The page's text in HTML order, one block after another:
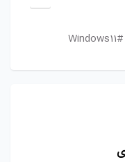
Windows11#